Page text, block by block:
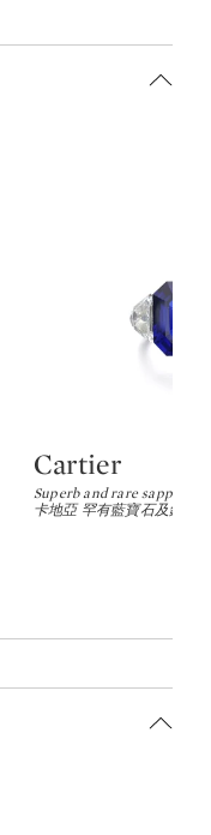
Type: lot
Cartier
Superb and rare sapphire
卡地亞 罕有藍寶石及鑽石